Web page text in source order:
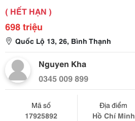
( HẾT HẠN )
698 triệu
Quốc Lộ 13, 26, Bình Thạnh
Nguyen Kha
0345 009 899
Mã số
17925892
Địa điểm
Hồ Chí Minh